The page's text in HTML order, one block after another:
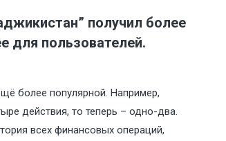
получил более
для пользователей.
более популярной. Например,
действия, то теперь – одно-два.
всех финансовых операций,